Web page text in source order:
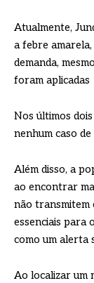
Atualmente,
a febre
demanda,
foram aplicadas
Nos últimos
nenhum caso
Além disso, a
ao encontrar
não transmitem
essenciais para
como um alerta
Ao localizar um